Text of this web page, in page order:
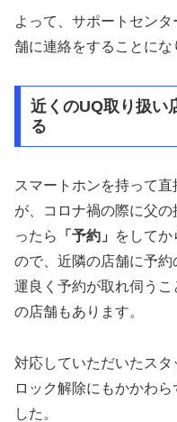
よって、サポートセン
舗に連絡をすることにな
近くのUQ取り扱い
る
スマートホンを持って
が、コロナ禍の際に父
ったら
「予約」
をして
ので、近隣の店舗に予約
運良く予約が取れ伺う
の店舗もあります。
対応していただいたス
ロック解除にもかかわ
した。